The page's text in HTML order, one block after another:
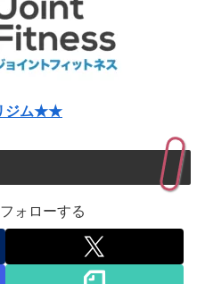
ジム★★
ォローする